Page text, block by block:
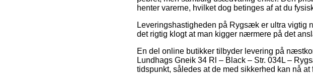
henter varerne, hvilket dog betinges af at du
Leveringshastigheden på Rygsæk er ultra vigtig
det rigtig klogt at man kigger nærmere på det
En del online butikker tilbyder levering på
Lundhags Gneik 34 Rl – Black – Str. 034L –
tidspunkt, således at de med sikkerhed kan nå